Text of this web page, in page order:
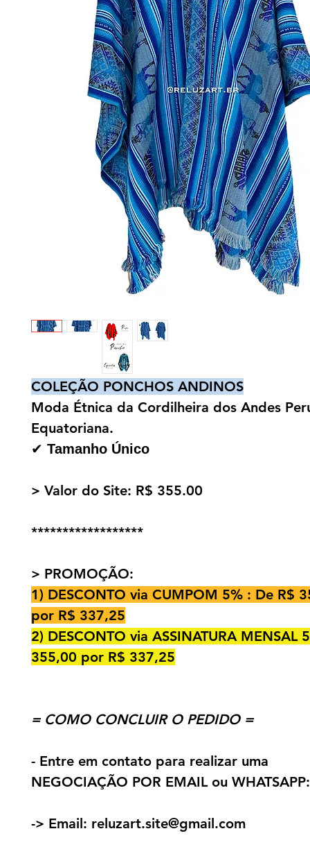
COLEÇÃO PONCHOS ANDINOS
Moda Étnica da Cordilheira dos Andes
Equatoriana.
✔ Tamanho Único
> Valor do Site: R$ 355.00
******************
> PROMOÇÃO:
1) DESCONTO via CUMPOM 5% : De R$
por R$ 337,25
2) DESCONTO via ASSINATURA MENSAL
355,00 por R$ 337,25
= COMO CONCLUIR O PEDIDO =
- Entre em contato para realizar uma
NEGOCIAÇÃO POR EMAIL ou WHATSAPP:
-> Email: reluzart.site@gmail.com